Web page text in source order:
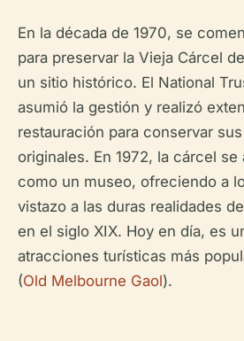
En la década de 1970, se
para preservar la Vieja Cárcel
un sitio histórico. El National
asumió la gestión y realizó
restauración para conservar
originales. En 1972, la cárcel
como un museo, ofreciendo a
vistazo a las duras realidades
en el siglo XIX. Hoy en día, es
atracciones turísticas más
(Old Melbourne Gaol).